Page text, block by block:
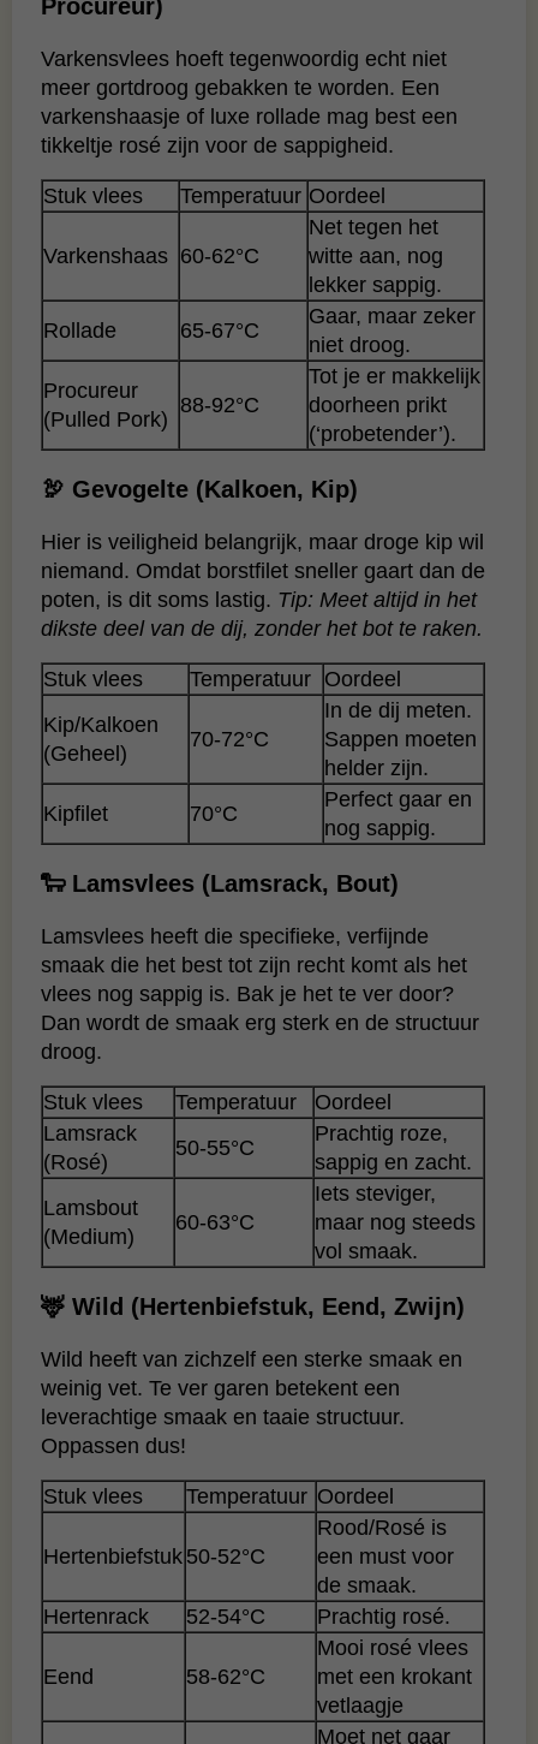
Procureur)
Varkensvlees hoeft tegenwoordig echt niet
meer gortdroog gebakken te worden. Een
varkenshaasje of luxe rollade mag best een
tikkeltje rosé zijn voor de sappigheid.
Stuk vlees Temperatuur Oordeel
Varkenshaas 60-62°C
Net tegen het
witte aan, nog
lekker sappig.
Rollade
65-67°C
Gaar, maar zeker
niet droog.
Procureur
(Pulled Pork)
88-92°C
Tot je er makkelijk
doorheen prikt
(‘probetender’).
🦃 Gevogelte (Kalkoen, Kip)
Hier is veiligheid belangrijk, maar droge kip wil
niemand. Omdat borstfilet sneller gaart dan de
poten, is dit soms lastig. Tip: Meet altijd in het
dikste deel van de dij, zonder het bot te raken.
Stuk vlees Temperatuur Oordeel
Kip/Kalkoen
(Geheel)
70-72°C
In de dij meten.
Sappen moeten
helder zijn.
Kipfilet
70°C
Perfect gaar en
nog sappig.
🐑 Lamsvlees (Lamsrack, Bout)
Lamsvlees heeft die specifieke, verfijnde
smaak die het best tot zijn recht komt als het
vlees nog sappig is. Bak je het te ver door?
Dan wordt de smaak erg sterk en de structuur
droog.
Stuk vlees Temperatuur
Oordeel
Lamsrack
(Rosé)
50-55°C
Prachtig roze,
sappig en zacht.
Lamsbout
(Medium)
60-63°C
Iets steviger,
maar nog steeds
vol smaak.
🦌 Wild (Hertenbiefstuk, Eend, Zwijn)
Wild heeft van zichzelf een sterke smaak en
weinig vet. Te ver garen betekent een
leverachtige smaak en taaie structuur.
Oppassen dus!
Stuk vlees Temperatuur Oordeel
Hertenbiefstuk 50-52°C
Rood/Rosé is
een must voor
de smaak.
Hertenrack
52-54°C Prachtig rosé.
Eend 58-62°C
Mooi rosé vlees
met een krokant
vetlaagje
Moet net gaar